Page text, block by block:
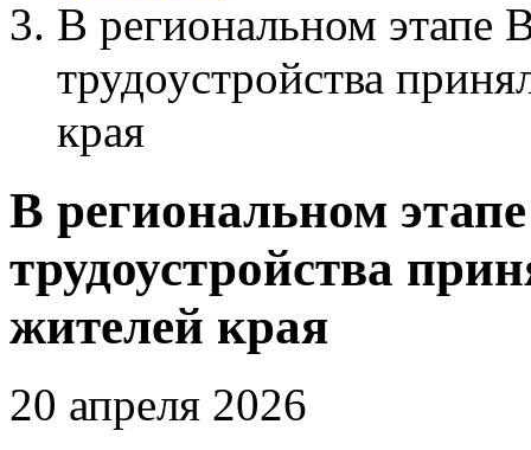
В региональном этапе
трудоустройства
края
В региональном
трудоустройства
жителей края
20 апреля 2026